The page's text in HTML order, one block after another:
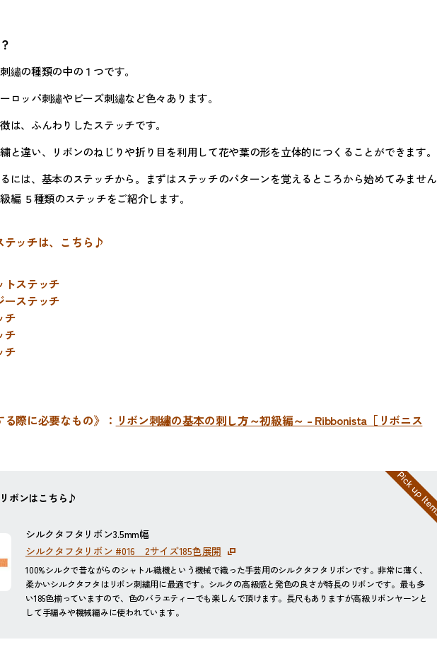
繡の種類の中の１つです。
ロッパ刺繡やビーズ刺繡など色々あります。
は、ふんわりしたステッチです。
と違い、リボンのねじりや折り目を利用して花や葉の形を立体的につくることができます。
には、基本のステッチから。まずはステッチのパターンを覚えるところから始めてみません
編 ５種類のステッチをご紹介します。
テッチは、こちら♪
ステッチ
ステッチ
チ
チ
チ
る際に必要なもの》： リボン刺繡の基本の刺し方～初級編～ – Ribbonista［リボニス
ボンはこちら♪
シルクタフタリボン3.5mm幅
シルクタフタリボン #016 2サイズ185色展開
100%シルクで昔ながらのシャトル織機という機械で織った手芸用のシルクタフタリボンです。非常に薄く、
柔かいシルクタフタはリボン刺繍用に最適です。シルクの高級感と発色の良さが特長のリボンです。最も多
い185色揃っていますので、色のバラエティーでも楽しんで頂けます。長尺もありますが高級リボンヤーンと
して手編みや機械編みに使われています。